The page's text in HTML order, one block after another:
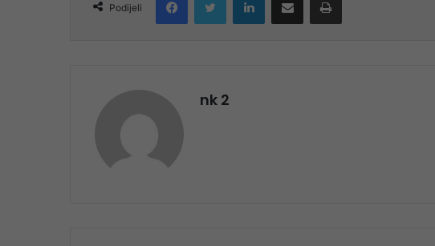
Podijeli
nk 2